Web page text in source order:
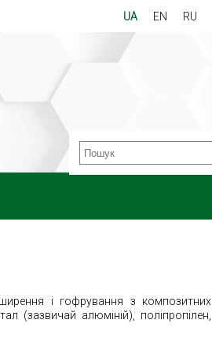
UA EN RU
і гофрування з композитних
(зазвичай алюміній), поліпропілен,